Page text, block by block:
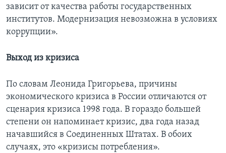
зависит от качества работы государственных
институтов. Модернизация невозможна в условиях
коррупции».
Выход из кризиса
По словам Леонида Григорьева, причины
экономического кризиса в России отличаются от
сценария кризиса 1998 года. В гораздо большей
степени он напоминает кризис, два года назад
начавшийся в Соединенных Штатах. В обоих
случаях, это «кризисы потребления».